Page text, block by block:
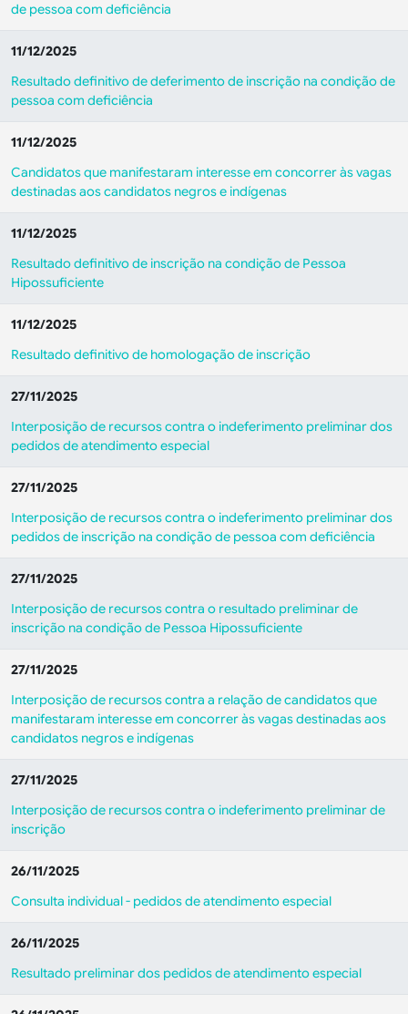
de pessoa com deficiência
11/12/2025
Resultado definitivo de deferimento de inscrição na condição de
pessoa com deficiência
11/12/2025
Candidatos que manifestaram interesse em concorrer às vagas
destinadas aos candidatos negros e indígenas
11/12/2025
Resultado definitivo de inscrição na condição de Pessoa
Hipossuficiente
11/12/2025
Resultado definitivo de homologação de inscrição
27/11/2025
Interposição de recursos contra o indeferimento preliminar dos
pedidos de atendimento especial
27/11/2025
Interposição de recursos contra o indeferimento preliminar dos
pedidos de inscrição na condição de pessoa com deficiência
27/11/2025
Interposição de recursos contra o resultado preliminar de
inscrição na condição de Pessoa Hipossuficiente
27/11/2025
Interposição de recursos contra a relação de candidatos que
manifestaram interesse em concorrer às vagas destinadas aos
candidatos negros e indígenas
27/11/2025
Interposição de recursos contra o indeferimento preliminar de
inscrição
26/11/2025
Consulta individual - pedidos de atendimento especial
26/11/2025
Resultado preliminar dos pedidos de atendimento especial